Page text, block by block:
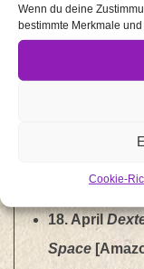
Wenn du deine
bestimmte Merkmale
Cookie-
18. April
Collector’s
18. April
Space